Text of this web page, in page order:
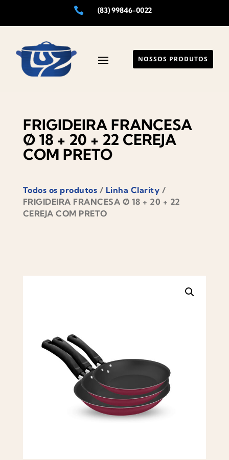
 (83) 99846-0022
NOSSOS PRODUTOS
FRIGIDEIRA FRANCESA
Ø 18 + 20 + 22 CEREJA
COM PRETO
Todos os produtos / Linha Clarity /
FRIGIDEIRA FRANCESA Ø 18 + 20 + 22
CEREJA COM PRETO